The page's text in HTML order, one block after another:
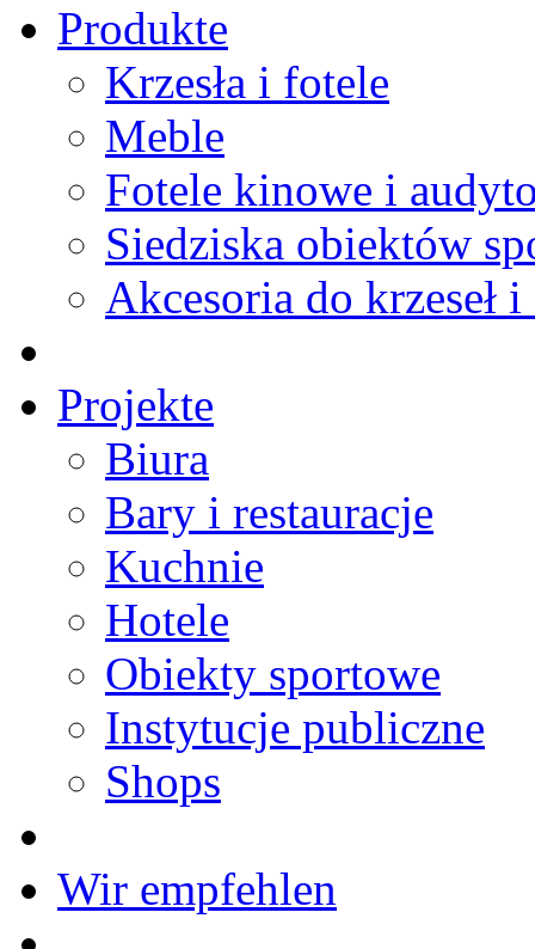
Produkte
Krzesła i fotele
Meble
Fotele kinowe i
Siedziska obiektów
Akcesoria do krzeseł
Projekte
Biura
Bary i restauracje
Kuchnie
Hotele
Obiekty sportowe
Instytucje publiczne
Shops
Wir empfehlen